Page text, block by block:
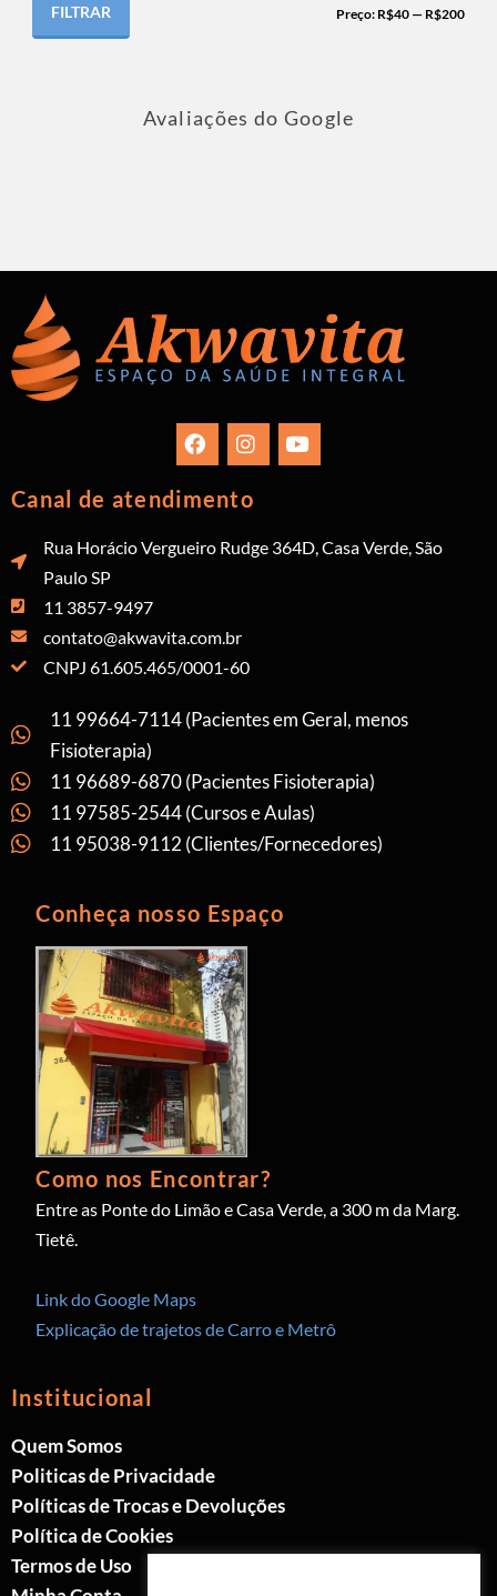
FILTRAR Preço: R$40 — R$200
Avaliações do Google
Canal de atendimento
Rua Horácio Vergueiro Rudge 364D, Casa Verde, São
Paulo SP
11 3857-9497
contato@akwavita.com.br
CNPJ 61.605.465/0001-60
11 99664-7114 (Pacientes em Geral, menos
Fisioterapia)
11 96689-6870 (Pacientes Fisioterapia)
11 97585-2544 (Cursos e Aulas)
11 95038-9112 (Clientes/Fornecedores)
Conheça nosso Espaço
Como nos Encontrar?
Entre as Ponte do Limão e Casa Verde, a 300 m da Marg.
Tietê.
Link do Google Maps
Explicação de trajetos de Carro e Metrô
Institucional
Quem Somos
Politicas de Privacidade
Políticas de Trocas e Devoluções
Política de Cookies
Termos de Uso